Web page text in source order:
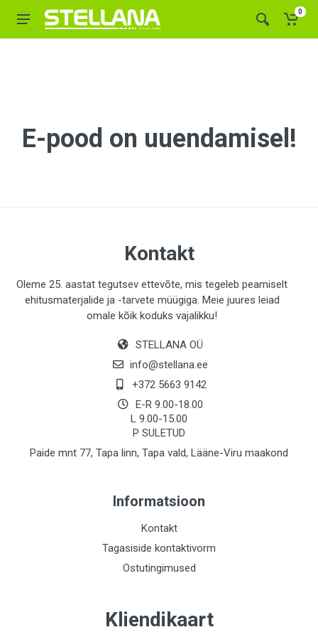
0
E-pood on uuendamisel!
Kontakt
Oleme 25. aastat tegutsev ettevõte, mis tegeleb peamiselt
ehitusmaterjalide ja -tarvete müügiga. Meie juures leiad
omale kõik koduks vajalikku!
STELLANA OÜ
info@stellana.ee
+372 5663 9142
E-R 9.00-18.00
L 9.00-15.00
P SULETUD
Paide mnt 77, Tapa linn, Tapa vald, Lääne-Viru maakond
Informatsioon
Kontakt
Tagasiside kontaktivorm
Ostutingimused
Kliendikaart